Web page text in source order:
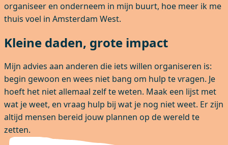
organiseer en onderneem in mijn buurt, hoe meer ik me
thuis voel in Amsterdam West.
Kleine daden, grote impact
Mijn advies aan anderen die iets willen organiseren is:
begin gewoon en wees niet bang om hulp te vragen. Je
hoeft het niet allemaal zelf te weten. Maak een lijst met
wat je weet, en vraag hulp bij wat je nog niet weet. Er zijn
altijd mensen bereid jouw plannen op de wereld te
zetten.